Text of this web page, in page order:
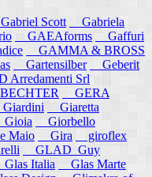
Scott
Gabriela
GAEAforms
Gaffuri
GAMMA & BROSS
Gartensilber
Geberit
Arredamenti Srl
GERA
Giaretta
Giorbello
Maio Gira
giroflex
GLAD_Guy
Italia
Glas Marte